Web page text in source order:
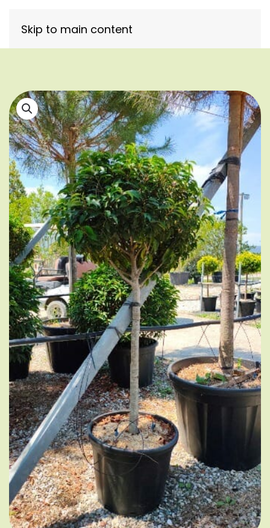
Skip to main content